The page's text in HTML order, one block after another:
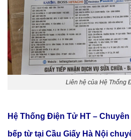
Liên hệ của Hệ Thống
Hệ Thống Điện Tử HT –
bếp từ tại Cầu Giấy Hà Nội